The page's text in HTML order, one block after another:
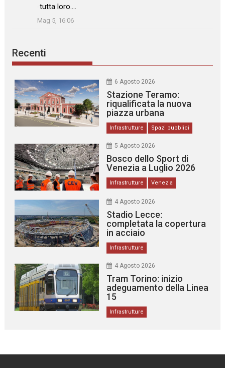
tutta loro.…
”
Mag 5, 16:06
Recenti
6 Agosto 2026
Stazione Teramo:
riqualificata la nuova
piazza urbana
Infrastrutture Spazi pubblici
5 Agosto 2026
Bosco dello Sport di
Venezia a Luglio 2026
Infrastrutture Venezia
4 Agosto 2026
Stadio Lecce:
completata la copertura
in acciaio
Infrastrutture
4 Agosto 2026
Tram Torino: inizio
adeguamento della Linea
15
Infrastrutture